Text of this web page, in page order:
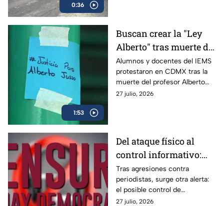
0:36
1:53
Buscan crear la "Ley
Alberto" tras muerte de
profesor del IEMS
señalado por acoso
Alumnos y docentes del IEMS
protestaron en CDMX tras la
muerte del profesor Alberto
Israel Jasso; exigen cuidar la
27 julio, 2026
Del ataque físico al
control informativo:
periodistas enfrentan
una nueva batalla por
la libertad de expresión
Tras agresiones contra
periodistas, surge otra alerta:
el posible control de
contenidos y la disputa por
27 julio, 2026